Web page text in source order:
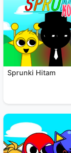
Sprunki Hitam